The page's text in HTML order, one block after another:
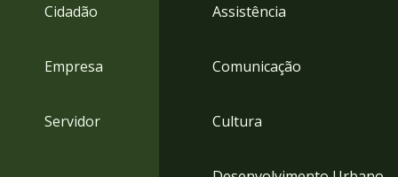
Cidadão
Empresa
Servidor
Assistência
Comunicação
Cultura